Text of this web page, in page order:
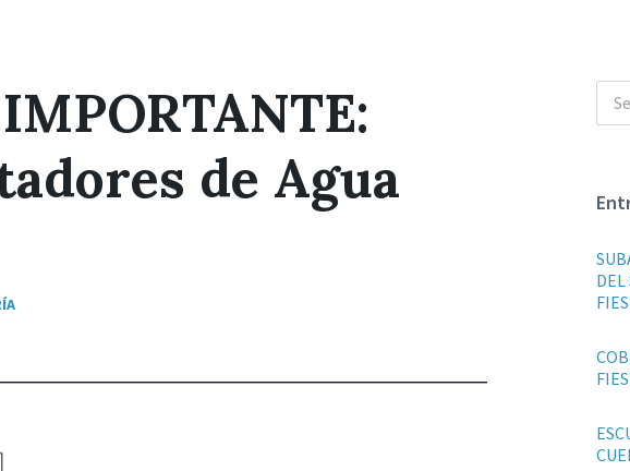
de Agua
DEL